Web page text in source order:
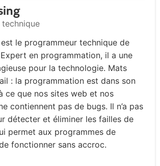
technique
le programmeur technique de
en programmation, il a une
pour la technologie. Mats
: la programmation est dans son
ce que nos sites web et nos
contiennent pas de bugs. Il n’a pas
détecter et éliminer les failles de
permet aux programmes de
fonctionner sans accroc.